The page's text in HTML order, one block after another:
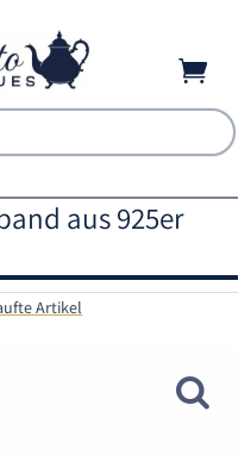

aus 925er
Artikel